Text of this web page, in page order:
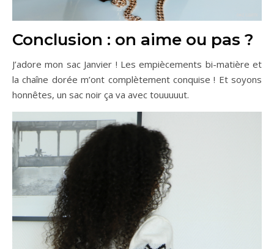
Conclusion : on aime ou pas ?
J’adore mon sac Janvier ! Les empiècements bi-matière et
la chaîne dorée m’ont complètement conquise ! Et soyons
honnêtes, un sac noir ça va avec touuuuut.